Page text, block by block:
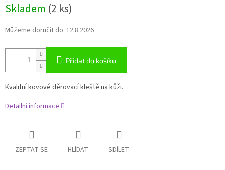
cena:
Skladem (2 ks)
Můžeme doručit do: 12.8.2026
Přidat do košíku
Kvalitní kovové děrovací kleště na kůži.
Detailní informace
ZEPTAT SE HLÍDAT SDÍLET